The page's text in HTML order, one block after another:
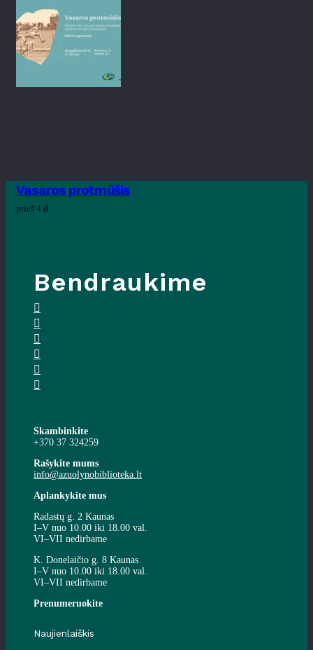
Vasaros protmūšis
prieš 4 d.
Bendraukime
Skambinkite
+370 37 324259
Rašykite mums
info@azuolynobiblioteka.lt
Aplankykite mus
Radastų g. 2 Kaunas
I–V nuo 10.00 iki 18.00 val.
VI–VII nedirbame
K. Donelaičio g. 8 Kaunas
I–V nuo 10.00 iki 18.00 val.
VI–VII nedirbame
Prenumeruokite
Naujienlaiškis